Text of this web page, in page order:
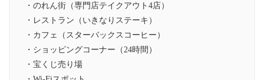
・のれん街（専門店テイクアウト4店）
・レストラン（いきなりステーキ）
・カフェ（スターバックスコーヒー）
・ショッピングコーナー（24時間）
・宝くじ売り場